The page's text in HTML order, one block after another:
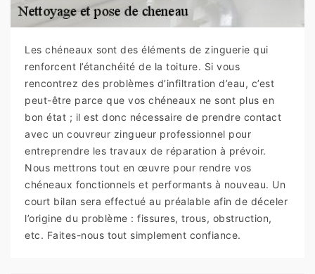
Les chéneaux sont des éléments de zinguerie qui
renforcent l’étanchéité de la toiture. Si vous
rencontrez des problèmes d’infiltration d’eau, c’est
peut-être parce que vos chéneaux ne sont plus en
bon état ; il est donc nécessaire de prendre contact
avec un couvreur zingueur professionnel pour
entreprendre les travaux de réparation à prévoir.
Nous mettrons tout en œuvre pour rendre vos
chéneaux fonctionnels et performants à nouveau. Un
court bilan sera effectué au préalable afin de déceler
l’origine du problème : fissures, trous, obstruction,
etc. Faites-nous tout simplement confiance.